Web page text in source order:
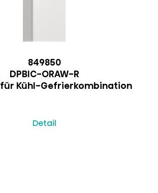
849850
DPBIC-ORAW-R
Kühl-Gefrierkombination
Detail